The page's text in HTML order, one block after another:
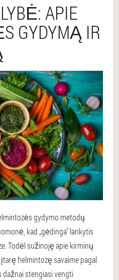
APIE
GYDYMĄ IR
gydymo metodų
kad „gėdinga" lankytis
Todėl sužinoję apie kirminų
helmintozę savaime pagal
stengiasi vengti